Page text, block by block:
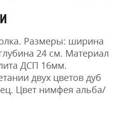
Размеры: ширина
24 см. Материал
ДСП 16мм.
двух цветов дуб
Цвет нимфея альба/